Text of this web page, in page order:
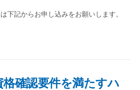
下記からお申し込みをお願いします。
確認要件を満たすハ